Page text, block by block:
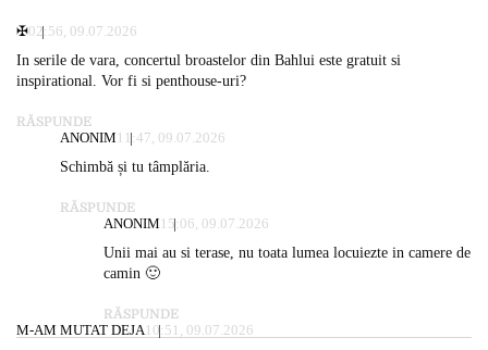
✠02:56, 09.07.2026
In serile de vara, concertul broastelor din Bahlui este gratuit si
inspirational. Vor fi si penthouse-uri?
RĂSPUNDE
ANONIM 11:47, 09.07.2026
Schimbă și tu tâmplăria.
RĂSPUNDE
ANONIM 15:06, 09.07.2026
Unii mai au si terase, nu toata lumea locuiezte in camere de
camin 🙂
RĂSPUNDE
M-AM MUTAT DEJA10:51, 09.07.2026